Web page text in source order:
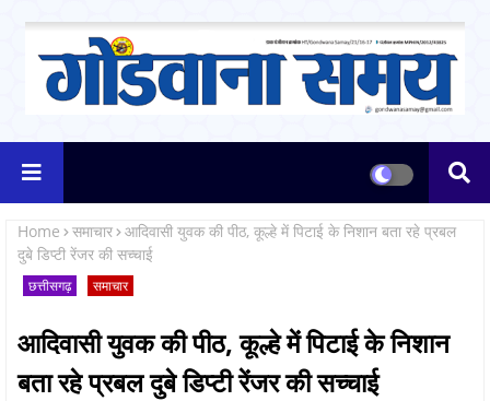
Home समाचार आदिवासी युवक की पीठ, कूल्हे में पिटाई के निशान बता रहे प्रबल
दुबे डिप्टी रेंजर की सच्चाई
छत्तीसगढ़ समाचार
आदिवासी युवक की पीठ, कूल्हे में पिटाई के निशान
बता रहे प्रबल दुबे डिप्टी रेंजर की सच्चाई